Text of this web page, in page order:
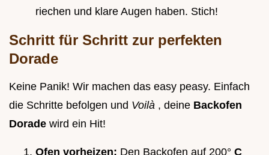
riechen und klare Augen haben. Stich!
Schritt für Schritt zur perfekten
Dorade
Keine Panik! Wir machen das easy peasy. Einfach
die Schritte befolgen und Voilà , deine Backofen
Dorade wird ein Hit!
Ofen vorheizen: Den Backofen auf 200° C